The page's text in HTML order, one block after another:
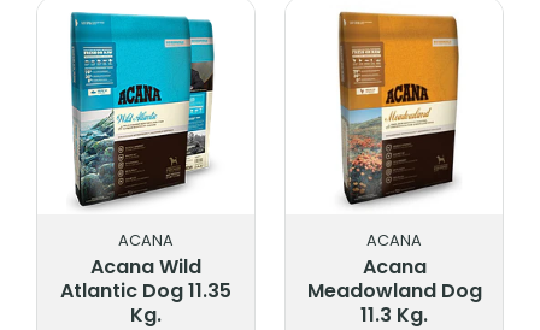
ACANA
Acana Wild
Atlantic Dog 11.35
Kg.
ACANA
Acana
Meadowland Dog
11.3 Kg.